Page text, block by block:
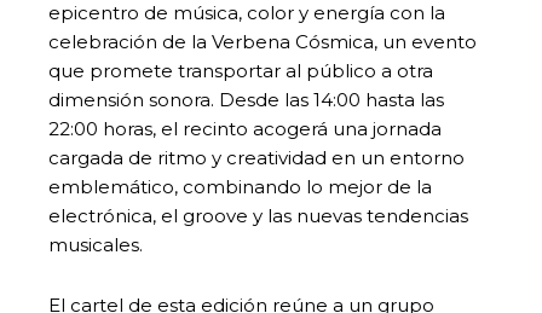
epicentro de música, color y energía con la
celebración de la Verbena Cósmica, un evento
que promete transportar al público a otra
dimensión sonora. Desde las 14:00 hasta las
22:00 horas, el recinto acogerá una jornada
cargada de ritmo y creatividad en un entorno
emblemático, combinando lo mejor de la
electrónica, el groove y las nuevas tendencias
musicales.
El cartel de esta edición reúne a un grupo